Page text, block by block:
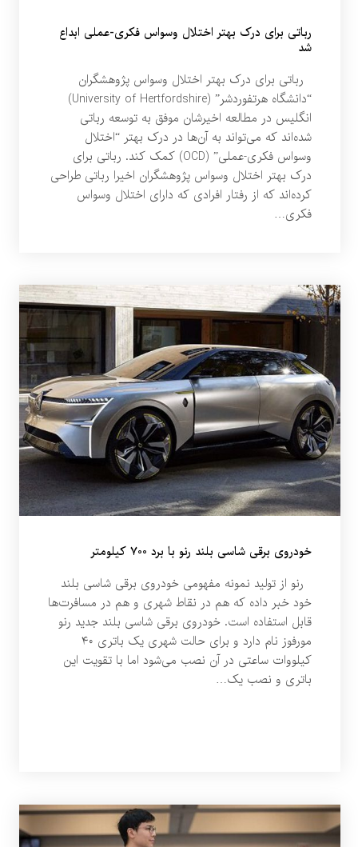
رباتی برای درک بهتر اختلال وسواس فکری-عملی ابداع
شد
رباتی برای درک بهتر اختلال وسواس پژوهشگران
“دانشگاه هرتفوردشر” (University of Hertfordshire)
انگلیس در مطالعه اخیرشان موفق به توسعه رباتی
شده‌اند که می‌تواند به آن‌ها در درک بهتر “اختلال
وسواس فکری-عملی” (OCD) کمک کند. رباتی برای
درک بهتر اختلال وسواس پژوهشگران اخیرا رباتی طراحی
کرده‌اند که از رفتار افرادی که دارای اختلال وسواس
فکری…
خودروی برقی شاسی بلند رنو با برد ۷۰۰ کیلومتر
رنو از تولید نمونه مفهومی خودروی برقی شاسی بلند
خود خبر داده که هم در نقاط شهری و هم در مسافرت‌ها
قابل استفاده است. خودروی برقی شاسی بلند جدید رنو
مورفوز نام دارد و برای حالت شهری یک باتری ۴۰
کیلووات ساعتی در آن نصب می‌شود اما با تقویت این
باتری و نصب یک…